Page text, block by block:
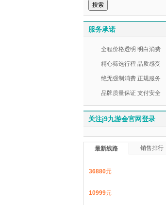
服务承诺
全程价格透明 明白消费
精心筛选行程 品质感受
绝无强制消费 正规服务
品牌质量保证 支付安全
关注j9九游会官网登录
最新线路 销售排行
36880元
10999元